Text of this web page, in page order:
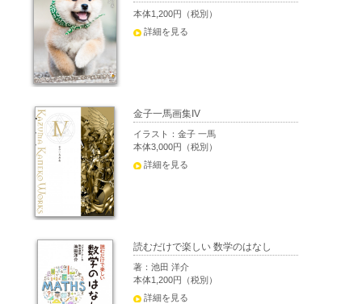
本体1,200円（税別）
詳細を見る
金子一馬画集IV
イラスト：金子 一馬
本体3,000円（税別）
詳細を見る
読むだけで楽しい 数学のはなし
著：池田 洋介
本体1,200円（税別）
詳細を見る